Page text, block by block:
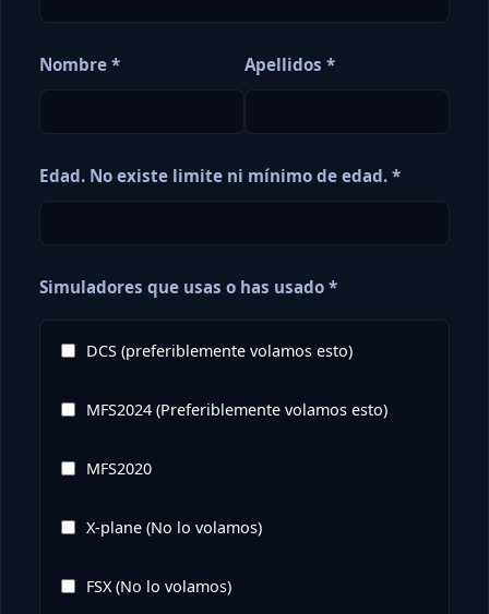
Nombre * Apellidos *
Edad. No existe limite ni mínimo de edad. *
Simuladores que usas o has usado *
DCS (preferiblemente volamos esto)
MFS2024 (Preferiblemente volamos esto)
MFS2020
X-plane (No lo volamos)
FSX (No lo volamos)